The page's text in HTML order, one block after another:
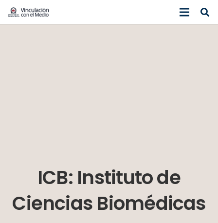
ICB: Instituto de
Ciencias Biomédicas